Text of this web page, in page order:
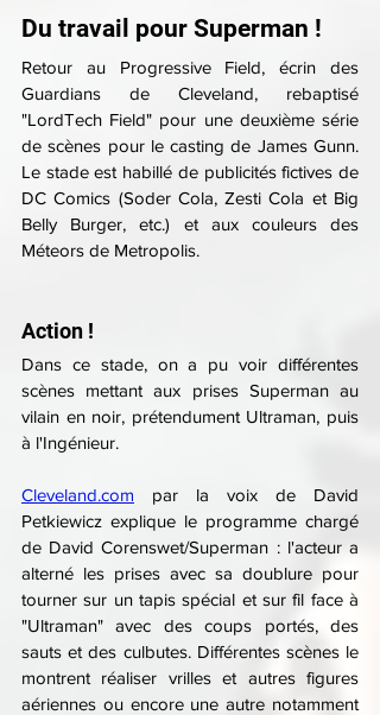
Du travail pour Superman !
Retour au Progressive Field, écrin des
Guardians de Cleveland, rebaptisé
"LordTech Field" pour une deuxième série
de scènes pour le casting de James Gunn.
Le stade est habillé de publicités fictives de
DC Comics (Soder Cola, Zesti Cola et Big
Belly Burger, etc.) et aux couleurs des
Méteors de Metropolis.
Action !
Dans ce stade, on a pu voir différentes
scènes mettant aux prises Superman au
vilain en noir, prétendument Ultraman, puis
à l'Ingénieur.
Cleveland.com par la voix de David
Petkiewicz explique le programme chargé
de David Corenswet/Superman : l'acteur a
alterné les prises avec sa doublure pour
tourner sur un tapis spécial et sur fil face à
"Ultraman" avec des coups portés, des
sauts et des culbutes. Différentes scènes le
montrent réaliser vrilles et autres figures
aériennes ou encore une autre notamment